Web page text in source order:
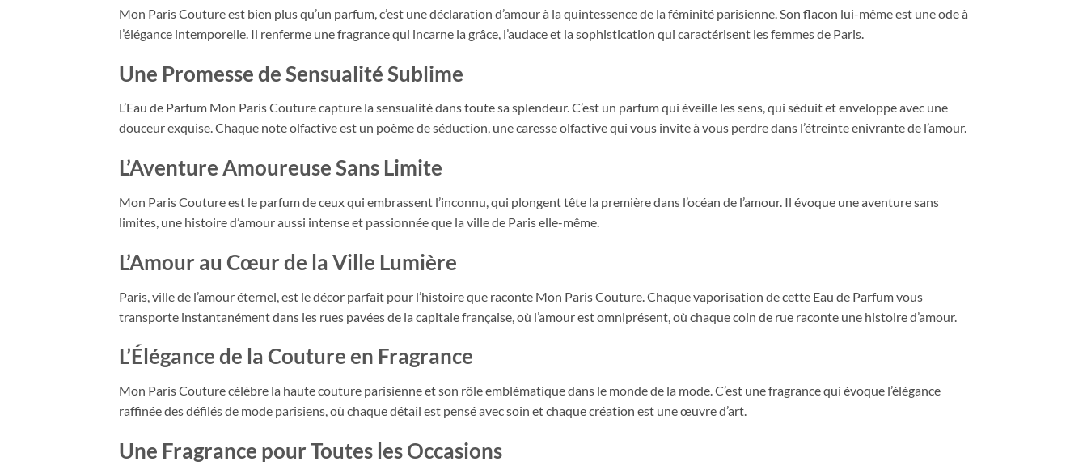
Mon Paris Couture est bien plus qu’un parfum, c’est une déclaration d’amour à la quintessence de la féminité parisienne. Son flacon lui-même est une ode à
l’élégance intemporelle. Il renferme une fragrance qui incarne la grâce, l’audace et la sophistication qui caractérisent les femmes de Paris.
Une Promesse de Sensualité Sublime
L’Eau de Parfum Mon Paris Couture capture la sensualité dans toute sa splendeur. C’est un parfum qui éveille les sens, qui séduit et enveloppe avec une
douceur exquise. Chaque note olfactive est un poème de séduction, une caresse olfactive qui vous invite à vous perdre dans l’étreinte enivrante de l’amour.
L’Aventure Amoureuse Sans Limite
Mon Paris Couture est le parfum de ceux qui embrassent l’inconnu, qui plongent tête la première dans l’océan de l’amour. Il évoque une aventure sans
limites, une histoire d’amour aussi intense et passionnée que la ville de Paris elle-même.
L’Amour au Cœur de la Ville Lumière
Paris, ville de l’amour éternel, est le décor parfait pour l’histoire que raconte Mon Paris Couture. Chaque vaporisation de cette Eau de Parfum vous
transporte instantanément dans les rues pavées de la capitale française, où l’amour est omniprésent, où chaque coin de rue raconte une histoire d’amour.
L’Élégance de la Couture en Fragrance
Mon Paris Couture célèbre la haute couture parisienne et son rôle emblématique dans le monde de la mode. C’est une fragrance qui évoque l’élégance
raffinée des défilés de mode parisiens, où chaque détail est pensé avec soin et chaque création est une œuvre d’art.
Une Fragrance pour Toutes les Occasions